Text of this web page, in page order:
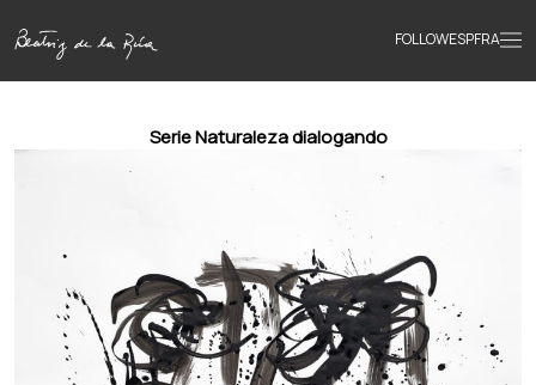
FOLLOWESPFRA
Home
Texts
Bio
Serie Naturaleza dialogando